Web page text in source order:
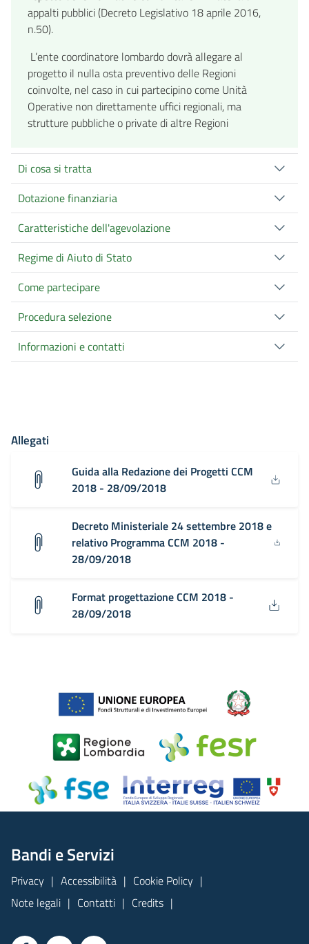
appalti pubblici (Decreto Legislativo 18 aprile 2016,
n.50).
L’ente coordinatore lombardo dovrà allegare al
progetto il nulla osta preventivo delle Regioni
coinvolte, nel caso in cui partecipino come Unità
Operative non direttamente uffici regionali, ma
strutture pubbliche o private di altre Regioni
Di cosa si tratta
Dotazione finanziaria
Caratteristiche dell'agevolazione
Regime di Aiuto di Stato
Come partecipare
Procedura selezione
Informazioni e contatti
Allegati
Guida alla Redazione dei Progetti CCM
2018 - 28/09/2018
Decreto Ministeriale 24 settembre 2018 e
relativo Programma CCM 2018 -
28/09/2018
Format progettazione CCM 2018 -
28/09/2018
Bandi e Servizi
Privacy Accessibilità
Cookie Policy
Note legali
Contatti Credits